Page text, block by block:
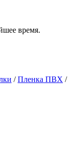
время.
/Пленка ПВХ /